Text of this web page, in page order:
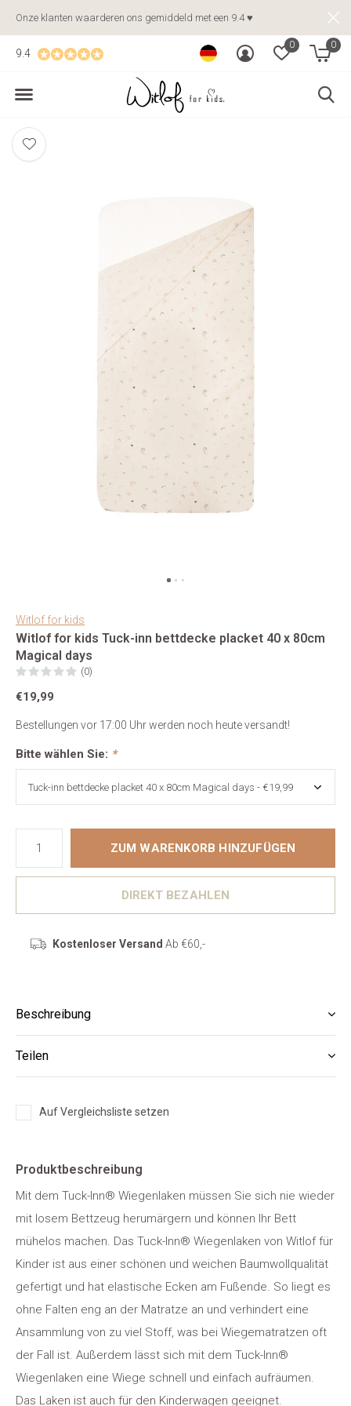
0 0
9.4
Onze klanten waarderen ons gemiddeld met een 9.4 ♥
Witlof for kids
Witlof for kids Tuck-inn bettdecke placket 40 x 80cm
Magical days
(0)
€19,99
Bestellungen vor 17:00 Uhr werden noch heute versandt!
Bitte wählen Sie: *
ZUM WARENKORB HINZUFÜGEN
DIREKT BEZAHLEN
Kostenloser Versand Ab €60,-
Beschreibung
Teilen
Auf Vergleichsliste setzen
Produktbeschreibung
Mit dem Tuck-Inn® Wiegenlaken müssen Sie sich nie wieder
mit losem Bettzeug herumärgern und können Ihr Bett
mühelos machen. Das Tuck-Inn® Wiegenlaken von Witlof für
Kinder ist aus einer schönen und weichen Baumwollqualität
gefertigt und hat elastische Ecken am Fußende. So liegt es
ohne Falten eng an der Matratze an und verhindert eine
Ansammlung von zu viel Stoff, was bei Wiegematratzen oft
der Fall ist. Außerdem lässt sich mit dem Tuck-Inn®
Wiegenlaken eine Wiege schnell und einfach aufräumen.
Das Laken ist auch für den Kinderwagen geeignet.